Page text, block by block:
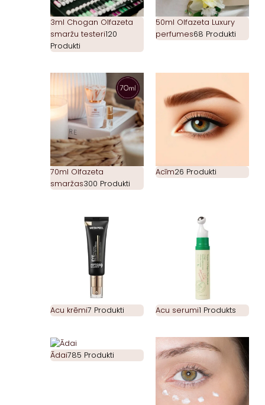
3ml Chogan Olfazeta
smaržu testeri120
Produkti
50ml Olfazeta Luxury
perfumes68 Produkti
70ml Olfazeta
smaržas300 Produkti
Acīm26 Produkti
Acu krēmi7 Produkti Acu serumi1 Produkts
Ādai785 Produkti